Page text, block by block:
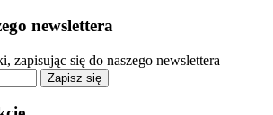
newslettera
zapisując się do naszego newslettera
Zapisz się